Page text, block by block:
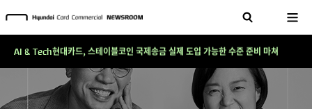
AI & Tech현대카드, 스테이블코인 국제송금 실제 도입 가능한 수준 준비 마쳐
'AI에게도 배운다'…현대카드·현대커머셜이 'AX 시대'에 대응하는 방식
테크 그 이상의 답을 찾다!